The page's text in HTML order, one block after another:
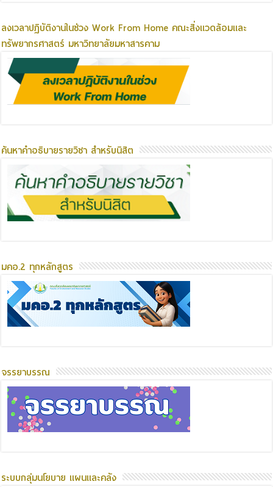
ลงเวลาปฏิบัติงานในช่วง Work From Home คณะสิ่งแวดล้อมและ
ทรัพยากรศาสตร์ มหาวิทยาลัยมหาสารคาม
ค้นหาคำอธิบายรายวิชา สำหรับนิสิต
มคอ.2 ทุกหลักสูตร
จรรยาบรรณ
ระบบกลุ่มนโยบาย แผนและคลัง